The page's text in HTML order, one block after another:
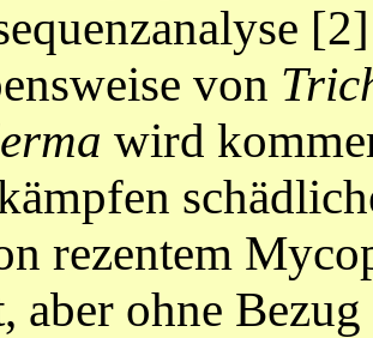
von
wird
rezentem
aber ohne